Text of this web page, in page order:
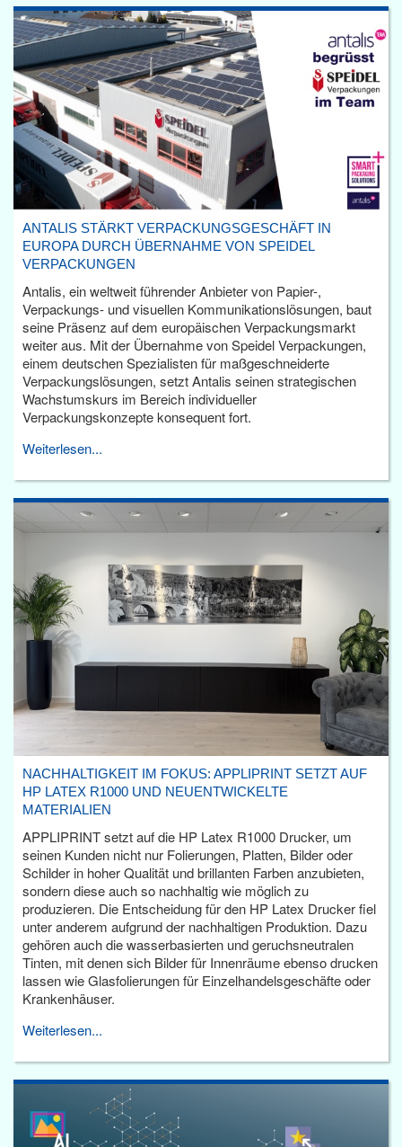
ANTALIS STÄRKT VERPACKUNGSGESCHÄFT IN
EUROPA DURCH ÜBERNAHME VON SPEIDEL
VERPACKUNGEN
Antalis, ein weltweit führender Anbieter von Papier-,
Verpackungs- und visuellen Kommunikationslösungen, baut
seine Präsenz auf dem europäischen Verpackungsmarkt
weiter aus. Mit der Übernahme von Speidel Verpackungen,
einem deutschen Spezialisten für maßgeschneiderte
Verpackungslösungen, setzt Antalis seinen strategischen
Wachstumskurs im Bereich individueller
Verpackungskonzepte konsequent fort.
Weiterlesen...
NACHHALTIGKEIT IM FOKUS: APPLIPRINT SETZT AUF
HP LATEX R1000 UND NEUENTWICKELTE
MATERIALIEN
APPLIPRINT setzt auf die HP Latex R1000 Drucker, um
seinen Kunden nicht nur Folierungen, Platten, Bilder oder
Schilder in hoher Qualität und brillanten Farben anzubieten,
sondern diese auch so nachhaltig wie möglich zu
produzieren. Die Entscheidung für den HP Latex Drucker fiel
unter anderem aufgrund der nachhaltigen Produktion. Dazu
gehören auch die wasserbasierten und geruchsneutralen
Tinten, mit denen sich Bilder für Innenräume ebenso drucken
lassen wie Glasfolierungen für Einzelhandelsgeschäfte oder
Krankenhäuser.
Weiterlesen...